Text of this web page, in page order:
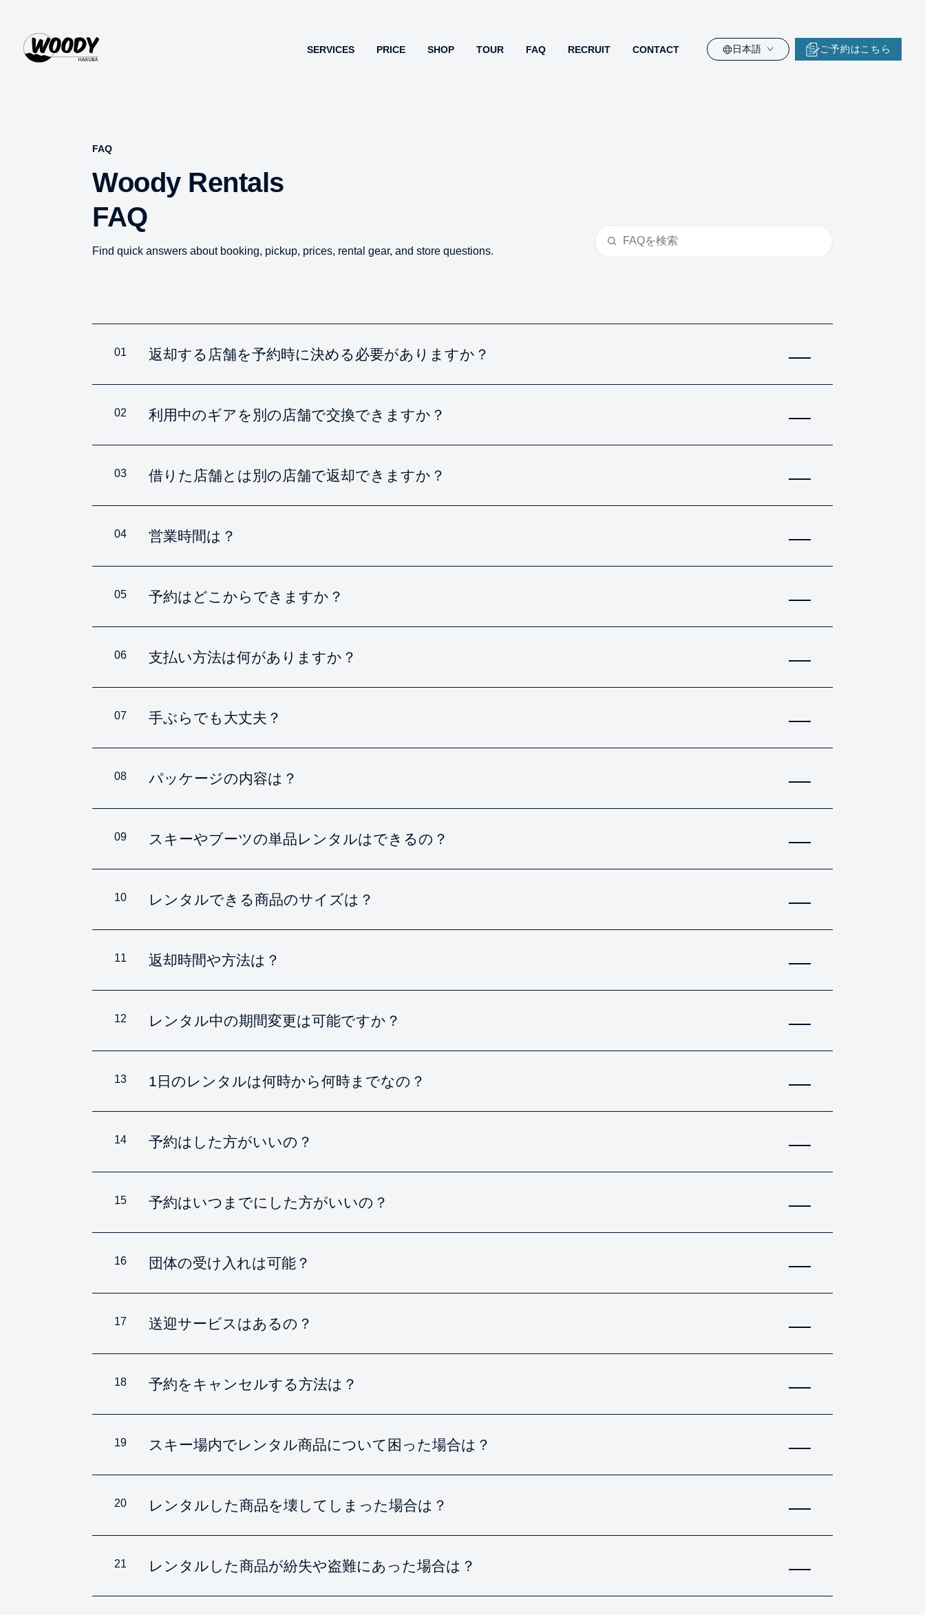
SERVICES PRICE SHOP TOUR FAQ RECRUIT CONTACT 日本語 ご予約はこちら
FAQ
Woody Rentals
FAQ
Find quick answers about booking, pickup, prices, rental gear, and store questions.
01 返却する店舗を予約時に決める必要がありますか？
02 利用中のギアを別の店舗で交換できますか？
03 借りた店舗とは別の店舗で返却できますか？
04 営業時間は？
05 予約はどこからできますか？
06 支払い方法は何がありますか？
07 手ぶらでも大丈夫？
08 パッケージの内容は？
09 スキーやブーツの単品レンタルはできるの？
10 レンタルできる商品のサイズは？
11 返却時間や方法は？
12 レンタル中の期間変更は可能ですか？
13 1日のレンタルは何時から何時までなの？
14 予約はした方がいいの？
15 予約はいつまでにした方がいいの？
16 団体の受け入れは可能？
17 送迎サービスはあるの？
18 予約をキャンセルする方法は？
19 スキー場内でレンタル商品について困った場合は？
20 レンタルした商品を壊してしまった場合は？
21 レンタルした商品が紛失や盗難にあった場合は？